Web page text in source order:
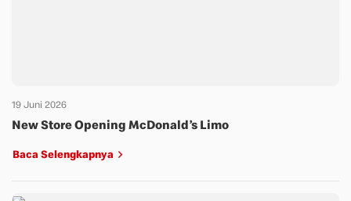
19 Juni 2026
New Store Opening McDonald’s Limo
Baca Selengkapnya